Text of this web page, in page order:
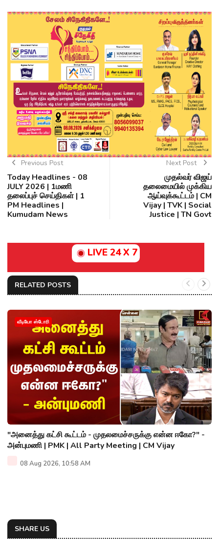
Previous Post
Today Headlines - 08
JULY 2026 | 1மணி
தலைப்புச் செய்திகள் | 1
PM Headlines |
Kumudam News
Next Post
முதல்வர் விஜய்
தலைமையில் முக்கிய
ஆய்வுக்கூட்டம் | CM
Vijay | TVK | Social
Justice | TN Govt
LIVE 24 X 7
RELATED POSTS
வீடியோ ஸ்டோரி
"அனைத்து கட்சி கூட்டம் - முதலமைச்சருக்கு என்ன ஈகோ?" -
அன்புமணி | PMK | All Party Meeting | CM Vijay
08 Aug 2026, 10:58 AM
SHARE US